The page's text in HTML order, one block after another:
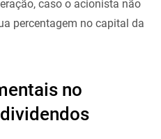
caso o acionista não
percentagem no capital da
no